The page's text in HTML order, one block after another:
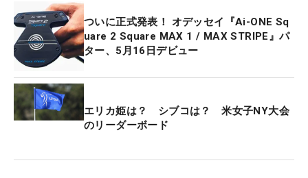
レットタイプ。「短いパットは本当に助けてもらっ
ています」と、繊細なタッチが求められるショート
パットでその性能を発揮した。「フェースが開いた
り閉じたりしないことを信じてできるのが1番大き
い」と、安心感をもってプレーできたことが好位置
につけた要因となった。
ついに正式発表！ オデッセイ『Ai-ONE Sq
uare 2 Square MAX 1 / MAX STRIPE』パ
ター、5月16日デビュー
エリカ姫は？ シブコは？ 米女子NY大会
のリーダーボード